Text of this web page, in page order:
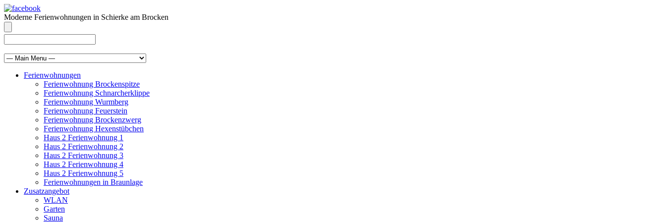
Moderne Ferienwohnungen in Schierke am Brocken
Ferienwohnungen
Ferienwohnung Brockenspitze
Ferienwohnung Schnarcherklippe
Ferienwohnung Wurmberg
Ferienwohnung Feuerstein
Ferienwohnung Brockenzwerg
Ferienwohnung Hexenstübchen
Haus 2 Ferienwohnung 1
Haus 2 Ferienwohnung 2
Haus 2 Ferienwohnung 3
Haus 2 Ferienwohnung 4
Haus 2 Ferienwohnung 5
Ferienwohnungen in Braunlage
Zusatzangebot
WLAN
Garten
Sauna